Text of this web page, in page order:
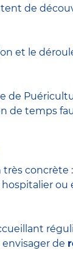
de
et le
de
de temps
de